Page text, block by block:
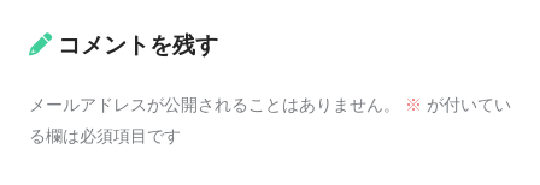
コメントを残す
メールアドレスが公開されることはありません。 ※ が付いてい
る欄は必須項目です